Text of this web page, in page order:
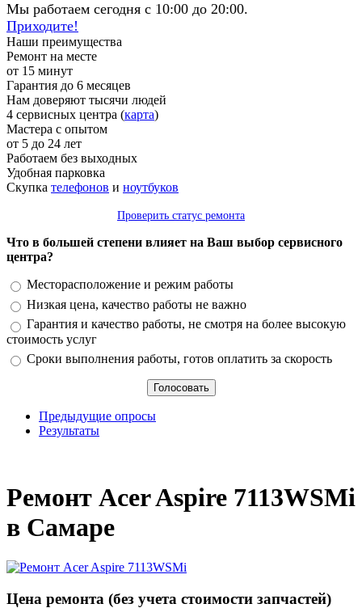
Мы работаем сегодня с 10:00 до 20:00.
Приходите!
Наши преимущества
Ремонт на месте
от 15 минут
Гарантия до 6 месяцев
Нам доверяют тысячи людей
4 сервисных центра (карта)
Мастера с опытом
от 5 до 24 лет
Работаем без выходных
Удобная парковка
Скупка телефонов и ноутбуков
Проверить статус ремонта
Что в большей степени влияет на Ваш выбор сервисного
центра?
Варианты
Месторасположение и режим работы
Низкая цена, качество работы не важно
Гарантия и качество работы, не смотря на более высокую
стоимость услуг
Сроки выполнения работы, готов оплатить за скорость
Предыдущие опросы
Результаты
Ремонт Acer Aspire 7113WSMi
в Самаре
Цена ремонта (без учета стоимости запчастей)